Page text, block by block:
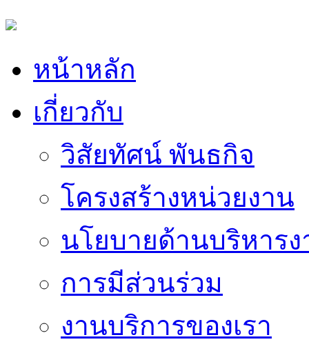
หน้าหลัก
เกี่ยวกับ
วิสัยทัศน์ พันธกิจ
โครงสร้างหน่วยงาน
นโยบายด้านบริหาร
การมีส่วนร่วม
งานบริการของเรา